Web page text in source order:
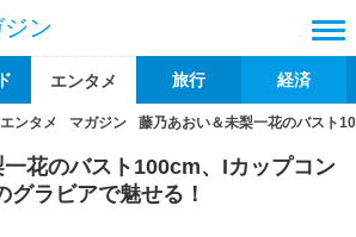
ン
エンタメ 旅行 経済
エンタメ マガジン 藤乃あおい＆未梨一花のバスト
花のバスト100cm、Iカップコン
グラビアで魅せる！